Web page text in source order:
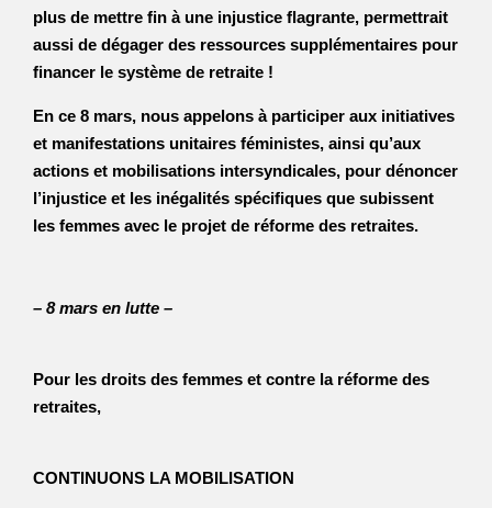
plus de mettre fin à une injustice flagrante, permettrait
aussi de dégager des ressources supplémentaires pour
financer le système de retraite !
En ce 8 mars, nous appelons à participer aux initiatives
et manifestations unitaires féministes, ainsi qu’aux
actions et mobilisations intersyndicales, pour dénoncer
l’injustice et les inégalités spécifiques que subissent
les femmes avec le projet de réforme des retraites.
– 8 mars en lutte –
Pour les droits des femmes et contre la réforme des
retraites,
CONTINUONS LA MOBILISATION